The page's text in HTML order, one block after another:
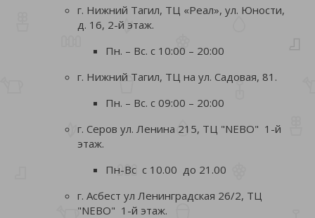
г. Нижний Тагил, ТЦ «Реал», ул. Юности,
д. 16, 2-й этаж.
Пн. – Вс. с 10:00 – 20:00
г. Нижний Тагил, ТЦ на ул. Садовая, 81.
Пн. – Вс. с 09:00 – 20:00
г. Серов ул. Ленина 215, ТЦ "NEBO" 1-й
этаж.
Пн-Вс с 10.00 до 21.00
г. Асбест ул Ленинградская 26/2, ТЦ
"NEBO" 1-й этаж.